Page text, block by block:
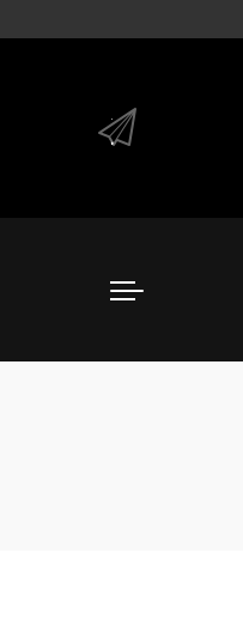
.
.